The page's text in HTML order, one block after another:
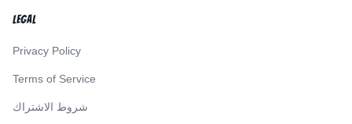
LEGAL
Privacy Policy
Terms of Service
شروط الاشتراك